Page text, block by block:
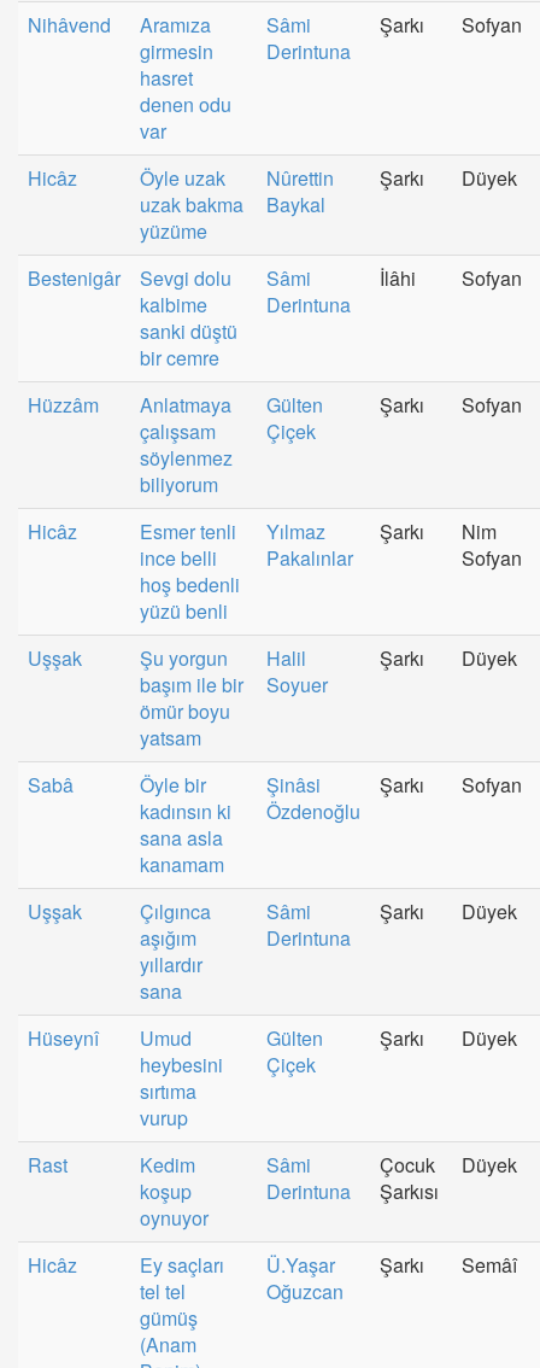
Nihâvend
Aramıza
girmesin
hasret
denen odu
var
Sâmi
Derintuna
Şarkı Sofyan
Hicâz
Öyle uzak
uzak bakma
yüzüme
Nûrettin
Baykal
Şarkı Düyek
Bestenigâr
Sevgi dolu
kalbime
sanki düştü
bir cemre
Sâmi
Derintuna
İlâhi Sofyan
Hüzzâm
Anlatmaya
çalışsam
söylenmez
biliyorum
Gülten
Çiçek
Şarkı Sofyan
Hicâz
Esmer tenli
ince belli
hoş bedenli
yüzü benli
Yılmaz
Pakalınlar
Şarkı
Nim
Sofyan
Uşşak
Şu yorgun
başım ile bir
ömür boyu
yatsam
Halil
Soyuer
Şarkı Düyek
Sabâ
Öyle bir
kadınsın ki
sana asla
kanamam
Şinâsi
Özdenoğlu
Şarkı Sofyan
Uşşak
Çılgınca
aşığım
yıllardır
sana
Sâmi
Derintuna
Şarkı Düyek
Hüseynî
Umud
heybesini
sırtıma
vurup
Gülten
Çiçek
Şarkı Düyek
Rast
Kedim
koşup
oynuyor
Sâmi
Derintuna
Çocuk
Şarkısı
Düyek
Hicâz
Ey saçları
tel tel
gümüş
(Anam
Ü.Yaşar
Oğuzcan
Şarkı Semâî